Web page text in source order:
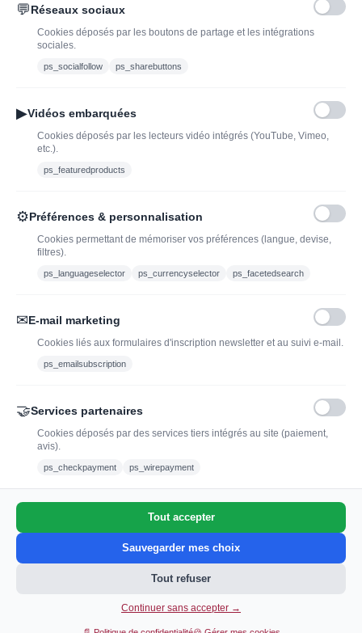
Ajouter au panier
Offres du moment
Bouteilles d'exception
à découvrir| J’adopte un
vin
bouteille de champagne,
Caviste en ligne pour l’adoption de vin, champagne,
contact@jadopteunvin.fr
consommer avec modération.
💬Réseaux sociaux
Cookies déposés par les boutons de partage et les intégrations
sociales.
ps_socialfollow ps_sharebuttons
▶Vidéos embarquées
Cookies déposés par les lecteurs vidéo intégrés (YouTube, Vimeo,
etc.).
ps_featuredproducts
⚙Préférences & personnalisation
Cookies permettant de mémoriser vos préférences (langue, devise,
filtres).
ps_languageselector ps_currencyselector ps_facetedsearch
✉E-mail marketing
Cookies liés aux formulaires d'inscription newsletter et au suivi e-mail.
ps_emailsubscription
🤝Services partenaires
Cookies déposés par des services tiers intégrés au site (paiement,
avis).
ps_checkpayment ps_wirepayment
Tout accepter
Sauvegarder mes choix
Tout refuser
Continuer sans accepter →